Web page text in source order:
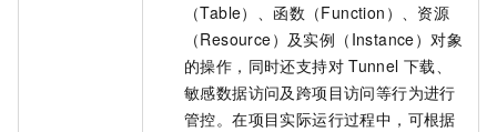
（Table）、函数（Function）、资源
（Resource）及实例（Instance）对象
的操作，同时还支持对 Tunnel 下载、
敏感数据访问及跨项目访问等行为进行
管控。在项目实际运行过程中，可根据